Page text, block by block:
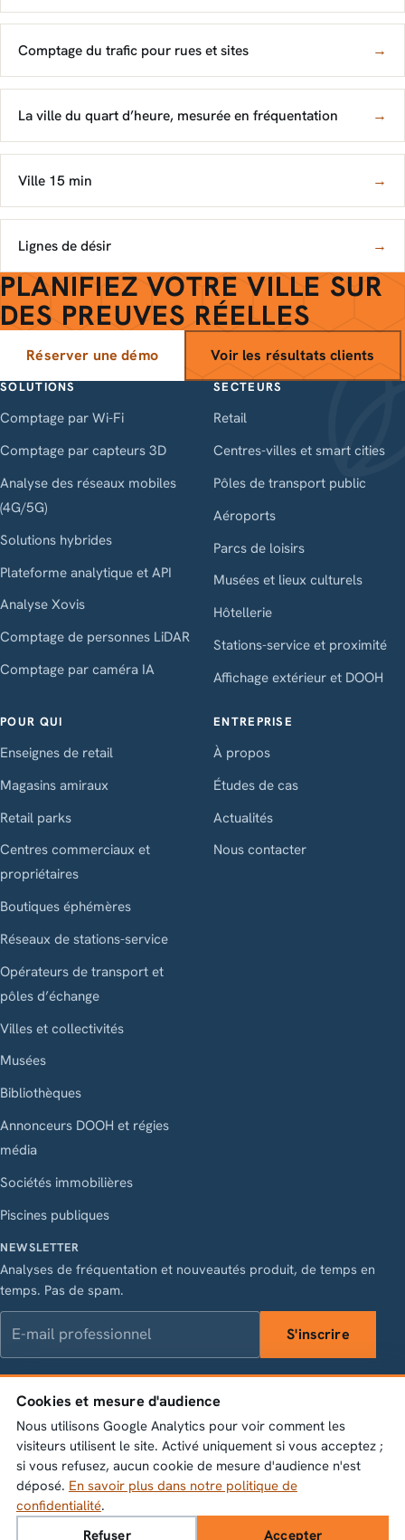
Comptage du trafic pour rues et sites →
La ville du quart d’heure, mesurée en fréquentation →
Ville 15 min →
Lignes de désir →
PLANIFIEZ VOTRE VILLE SUR
DES PREUVES RÉELLES
Réserver une démo Voir les résultats clients
SOLUTIONS
Comptage par Wi-Fi
Comptage par capteurs 3D
Analyse des réseaux mobiles
(4G/5G)
Solutions hybrides
Plateforme analytique et API
Analyse Xovis
Comptage de personnes LiDAR
Comptage par caméra IA
SECTEURS
Retail
Centres-villes et smart cities
Pôles de transport public
Aéroports
Parcs de loisirs
Musées et lieux culturels
Hôtellerie
Stations-service et proximité
Affichage extérieur et DOOH
POUR QUI
Enseignes de retail
Magasins amiraux
Retail parks
Centres commerciaux et
propriétaires
Boutiques éphémères
Réseaux de stations-service
Opérateurs de transport et
pôles d’échange
Villes et collectivités
Musées
Bibliothèques
Annonceurs DOOH et régies
média
Sociétés immobilières
Piscines publiques
ENTREPRISE
À propos
Études de cas
Actualités
Nous contacter
NEWSLETTER
Analyses de fréquentation et nouveautés produit, de temps en
temps. Pas de spam.
S'inscrire
LinkedIn Instagram Facebook X
Vasagatan 28, 111 20 Stockholm · Org.nr 556845-1198 ·
info@bumbeelabs.se
© 2026 Bumbee Labs AB. Tous droits réservés.
Politique de confidentialité
Cookies et mesure d'audience
Nous utilisons Google Analytics pour voir comment les
visiteurs utilisent le site. Activé uniquement si vous acceptez ;
si vous refusez, aucun cookie de mesure d'audience n'est
déposé. En savoir plus dans notre politique de
confidentialité.
Refuser
Accepter